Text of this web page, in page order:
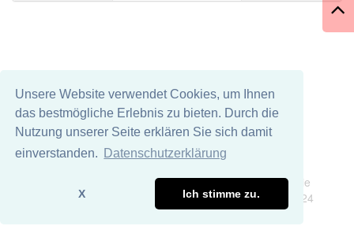
Unsere Website verwendet Cookies, um Ihnen
das bestmögliche Erlebnis zu bieten. Durch die
Nutzung unserer Seite erklären Sie sich damit
einverstanden.
Datenschutzerklärung
X Ich stimme zu.
Wörter mit Endung -gegenplan aber mit einem
anderen Artikelder: 0
Das Wort wird häufig verwendet im Bereich
94% unserer Spielapp-Nutzer haben den Artikel
Wir übernehmen keine Garantie und keine Haftung für die
Richtigkeit und Vollständigkeit dieser Seite. DDDEasy 2024